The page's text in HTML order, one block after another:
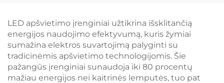
atmintis 800 mAh
baterija 60 valandų
veikimo laikas 1
valandos greito
įkrovimo
baltas, protingas
šviesos reguliatorius
su atmintimi, 1800
mAh baterija, 18 val.
LED apšvietimo įrenginiai užtikrina išsklitančią
energijos naudojimo efektyvumą, kuris žymiai
sumažina elektros suvartojimą palyginti su
tradicinėmis apšvietimo technologijomis. Šie
pažangūs įrenginiai sunaudoja iki 80 procentų
mažiau energijos nei kaitrinės lemputės, tuo pat